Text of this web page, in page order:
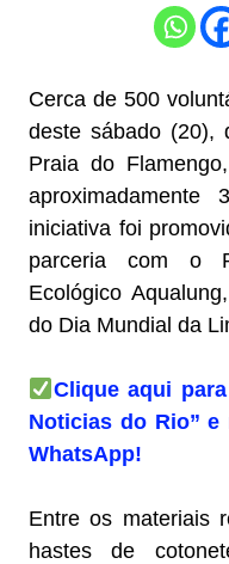
Cerca de 500
deste sábado (20),
Praia do
iniciativa foi
parceria com o
Ecológico
do Dia Mundial da
Clique aqui
Noticias do Rio”
WhatsApp!
Entre os materiais
hastes de